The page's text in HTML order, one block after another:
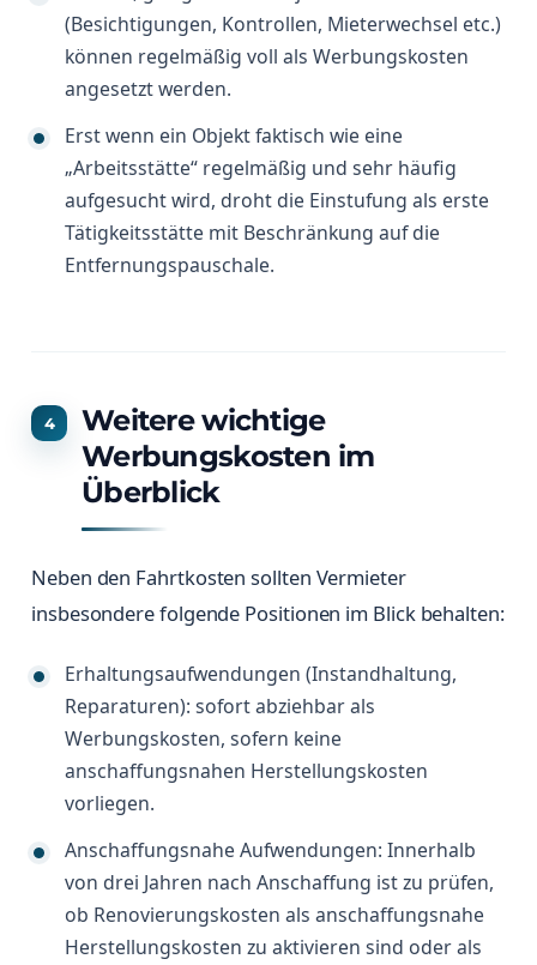
(Besichtigungen, Kontrollen, Mieterwechsel etc.)
können regelmäßig voll als Werbungskosten
angesetzt werden.
Erst wenn ein Objekt faktisch wie eine
„Arbeitsstätte“ regelmäßig und sehr häufig
aufgesucht wird, droht die Einstufung als erste
Tätigkeitsstätte mit Beschränkung auf die
Entfernungspauschale.
Weitere wichtige
Werbungskosten im
Überblick
Neben den Fahrtkosten sollten Vermieter
insbesondere folgende Positionen im Blick behalten:
Erhaltungsaufwendungen (Instandhaltung,
Reparaturen): sofort abziehbar als
Werbungskosten, sofern keine
anschaffungsnahen Herstellungskosten
vorliegen.
Anschaffungsnahe Aufwendungen: Innerhalb
von drei Jahren nach Anschaffung ist zu prüfen,
ob Renovierungskosten als anschaffungsnahe
Herstellungskosten zu aktivieren sind oder als